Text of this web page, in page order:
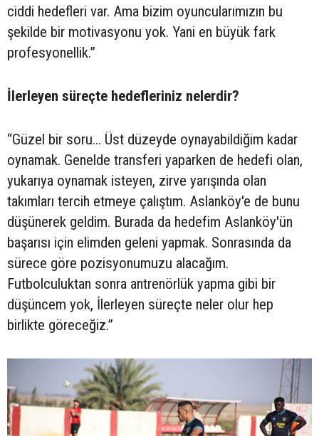
ciddi hedefleri var. Ama bizim oyuncularımızın bu
şekilde bir motivasyonu yok. Yani en büyük fark
profesyonellik.”
İlerleyen süreçte hedefleriniz nelerdir?
“Güzel bir soru... Üst düzeyde oynayabildiğim kadar
oynamak. Genelde transferi yaparken de hedefi olan,
yukarıya oynamak isteyen, zirve yarışında olan
takımları tercih etmeye çalıştım. Aslanköy'e de bunu
düşünerek geldim. Burada da hedefim Aslanköy'ün
başarısı için elimden geleni yapmak. Sonrasında da
sürece göre pozisyonumuzu alacağım.
Futbolculuktan sonra antrenörlük yapma gibi bir
düşüncem yok, İlerleyen süreçte neler olur hep
birlikte göreceğiz.”